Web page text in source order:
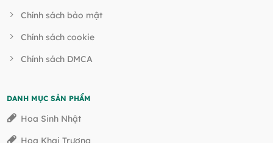
Chính sách bảo mật
Chính sách cookie
Chính sách DMCA
DANH MỤC SẢN PHẨM
Hoa Sinh Nhật